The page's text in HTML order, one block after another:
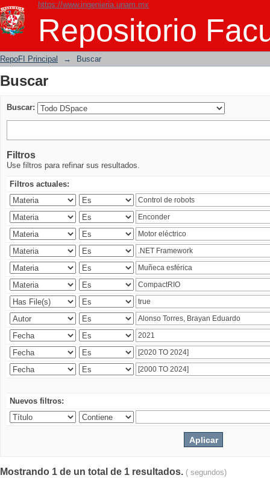
https://www.ingenieria.unam.mx
Repositorio
Buscar
RepoFI Principal → Buscar
Buscar
Buscar:
Filtros
Use filtros para refinar sus resultados.
Filtros actuales:
Nuevos filtros:
Mostrando 1 de un total de 1 resultados. ( segundos)